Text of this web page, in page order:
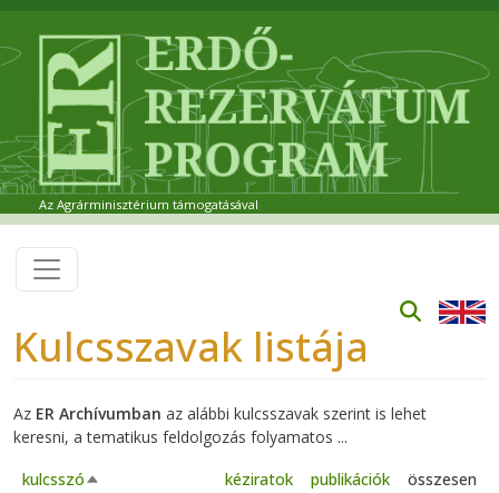
Az Agrárminisztérium támogatásával
Kulcsszavak listája
Az ER Archívumban az alábbi kulcsszavak szerint is lehet
keresni, a tematikus feldolgozás folyamatos ...
kulcsszóCsökkenő rendezés kéziratok publikációk
összesen